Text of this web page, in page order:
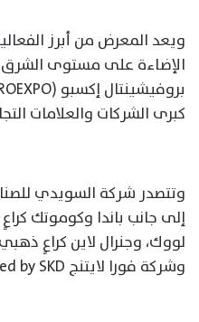
ويعد المعرض من أبرز
الإضاءة على مستوى
كبرى الشركات والعلامات
وتتصدر شركة السويدي
إلى جانب باندا وكوموتك
وشركة فورا لايتنج powered by SKD.